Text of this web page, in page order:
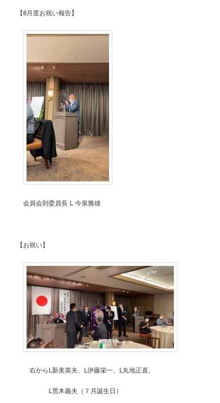
【8月度お祝い報告】
会員会則委員長 L 今泉雅雄
【お祝い】
右からⅬ新美英夫、Ⅼ伊藤栄一、Ⅼ丸地正直、
Ⅼ荒木義夫（７月誕生日）